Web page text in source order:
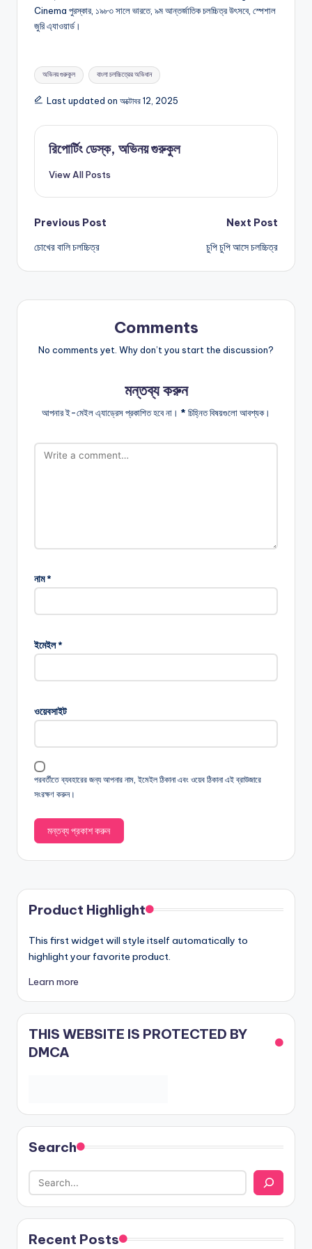
Cinema পুরস্কার, ১৯৮৩ সালে ভারতে, ৯ম আন্তর্জাতিক চলচ্চিত্র উৎসবে, স্পেশাল
জুরি এ্যাওয়ার্ড।
Tags:
অভিনয় গুরুকুল বাংলা চলচ্চিত্রের অভিধান
Last updated on অক্টোবর 12, 2025
রিপোর্টিং ডেস্ক, অভিনয় গুরুকুল
View All Posts
Post
navigation
Previous Post
চোখের বালি চলচ্চিত্র
Next Post
চুপি চুপি আসে চলচ্চিত্র
Comments
No comments yet. Why don’t you start the discussion?
মন্তব্য করুন
আপনার ই-মেইল এ্যাড্রেস প্রকাশিত হবে না। * চিহ্নিত বিষয়গুলো আবশ্যক।
নাম*
ইমেইল*
ওয়েবসাইট
পরবর্তীতে ব্যবহারের জন্য আপনার নাম, ইমেইল ঠিকানা এবং ওয়েব ঠিকানা এই ব্রাউজারে
সংরক্ষণ করুন।
Product Highlight
This first widget will style itself automatically to
highlight your favorite product.
Learn more
THIS WEBSITE IS PROTECTED BY
DMCA
Search
Recent Posts